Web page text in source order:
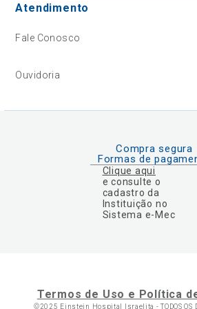
Atendimento
Fale Conosco
Ouvidoria
Compra segura
Formas de
Clique aqui
e consulte o
cadastro da
Instituição no
Sistema e-Mec
Termos de Uso e Política
©2025 Einstein Hospital Israelita -TODOS OS